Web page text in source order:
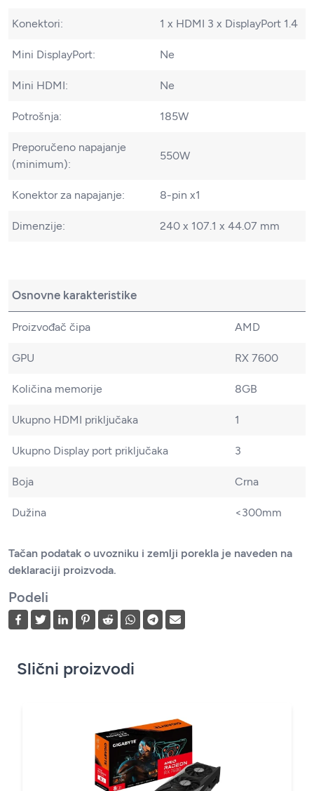
Konektori: 1 x HDMI 3 x DisplayPort 1.4
Mini DisplayPort: Ne
Mini HDMI: Ne
Potrošnja: 185W
Preporučeno napajanje
(minimum):
550W
Konektor za napajanje: 8-pin x1
Dimenzije: 240 x 107.1 x 44.07 mm
Osnovne karakteristike
Proizvođač čipa AMD
GPU RX 7600
Količina memorije 8GB
Ukupno HDMI priključaka 1
Ukupno Display port priključaka 3
Boja Crna
Dužina <300mm
Tačan podatak o uvozniku i zemlji porekla je naveden na
deklaraciji proizvoda.
Podeli
Slični proizvodi